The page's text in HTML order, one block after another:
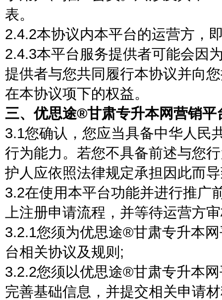
表。
2.4.2本协议内本平台的运营方，
2.4.3本平台服务提供者可能会因
提供者与您共同履行本协议并向
在本协议项下的权益。
三、优思途®甘肃专升本网营销平
3.1您确认，您应当具备中华人民
行为能力。若您不具备前述与您
护人应依照法律规定承担因此而
3.2在使用本平台功能并进行推广
上注册申请流程，并等待运营方
3.2.1您须为优思途®甘肃专升本
台相关协议及规则;
3.2.2您须以优思途®甘肃专升本
完善基础信息，并提交相关申请